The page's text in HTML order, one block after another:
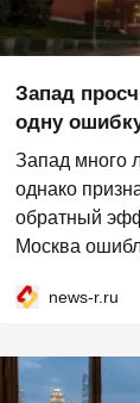
Запад
одну
Запад много
однако
обратный
Москва
news-r.ru